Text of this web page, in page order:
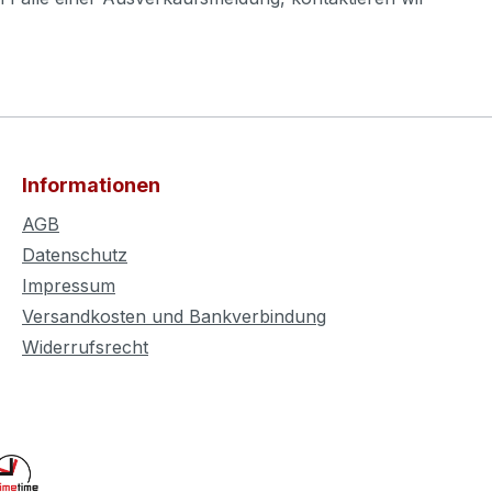
Informationen
AGB
Datenschutz
Impressum
Versandkosten und Bankverbindung
Widerrufsrecht